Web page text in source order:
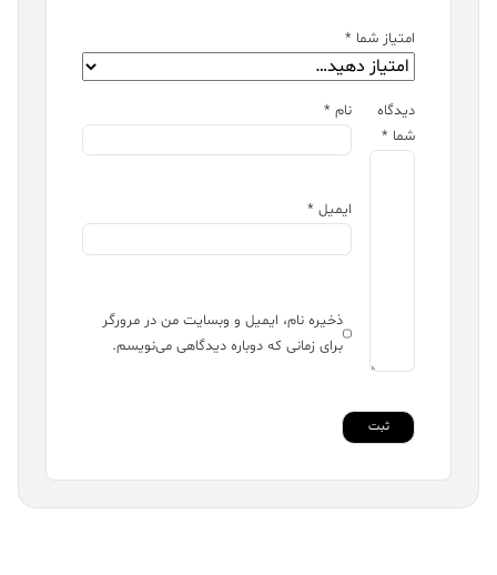
امتیاز شما *
دیدگاه
شما *
نام *
ایمیل *
ذخیره نام، ایمیل و وبسایت من در مرورگر
برای زمانی که دوباره دیدگاهی می‌نویسم.